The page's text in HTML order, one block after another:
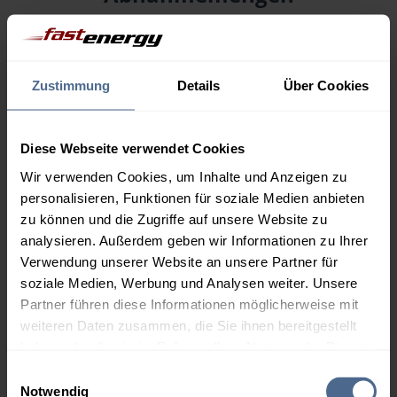
Zustimmung Details Über Cookies
Diese Webseite verwendet Cookies
Wir verwenden Cookies, um Inhalte und Anzeigen zu
personalisieren, Funktionen für soziale Medien anbieten
zu können und die Zugriffe auf unsere Website zu
analysieren. Außerdem geben wir Informationen zu Ihrer
Verwendung unserer Website an unsere Partner für
soziale Medien, Werbung und Analysen weiter. Unsere
Partner führen diese Informationen möglicherweise mit
weiteren Daten zusammen, die Sie ihnen bereitgestellt
Notwendig
Menge
2.000 Liter
150,09 €
150,09 €
3.000 Liter
148,50 €
148,50 €
5.000 Liter
147,18 €
147,18 €
Preise für Heizöl in Standardqualität nach Ö-Norm C 1109 in € / 100